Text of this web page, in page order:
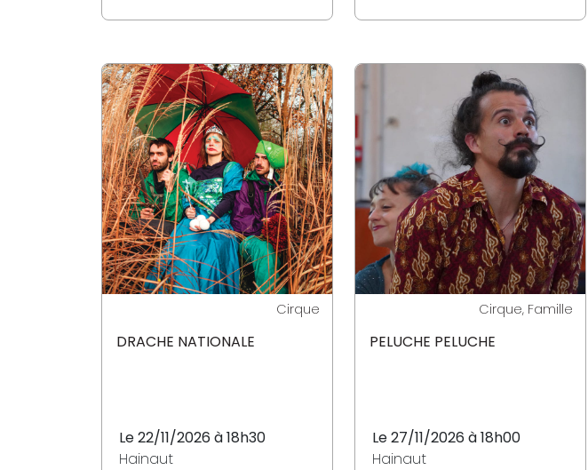
Cirque
DRACHE NATIONALE
Le 22/11/2026 à 18h30
Hainaut
Cirque, Famille
PELUCHE PELUCHE
Le 27/11/2026 à 18h00
Hainaut